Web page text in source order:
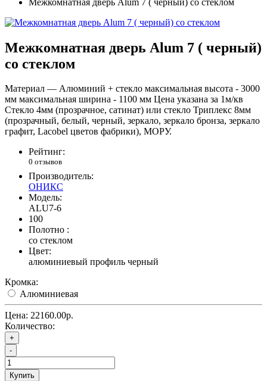
Межкомнатная дверь Alum 7 ( черный)
со стеклом
Материал — Алюминий + стекло максимальная высота - 3000
мм максимальная ширина - 1100 мм Цена указана за 1м/кв
Стекло 4мм (прозрачное, сатинат) или стекло Триплекс 8мм
(прозрачный, белый, черный, зеркало, зеркало бронза, зеркало
графит, Lacobel цветов фабрики), МОРУ.
Рейтинг:
0 отзывов
Производитель:
ОНИКС
Модель:
ALU7-6
100
Полотно :
со стеклом
Цвет:
алюминиевый профиль черный
Кромка:
Алюминиевая
Цена: 22160.00р.
Количество:
+
-
Купить